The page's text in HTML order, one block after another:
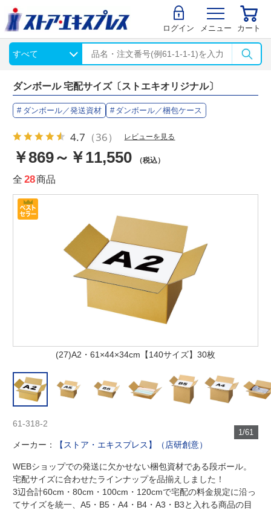
ログイン メニュー カート
ダンボール 宅配サイズ〔ストエキオリジナル〕
ダンボール／発送資材 ダンボール／梱包ケース
4.7 （36） レビューを見る
￥869～￥11,550 （税込）
全 28商品
(27)A2・61×44×34cm【140サイズ】30枚
1/61
61-318-2
メーカー： 【ストア・エキスプレス】（店研創意）
WEBショップでの発送に欠かせない梱包資材である段ボール。
宅配サイズに合わせたラインナップを品揃えしました！
3辺合計60cm・80cm・100cm・120cmで宅配の料金規定に沿っ
てサイズを統一、A5・B5・A4・B4・A3・B3と入れる商品の目